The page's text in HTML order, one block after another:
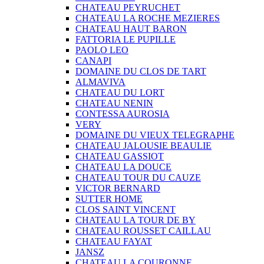
CHATEAU PEYRUCHET
CHATEAU LA ROCHE MEZIERES
CHATEAU HAUT BARON
FATTORIA LE PUPILLE
PAOLO LEO
CANAPI
DOMAINE DU CLOS DE TART
ALMAVIVA
CHATEAU DU LORT
CHATEAU NENIN
CONTESSA AUROSIA
VERY
DOMAINE DU VIEUX TELEGRAPHE
CHATEAU JALOUSIE BEAULIE
CHATEAU GASSIOT
CHATEAU LA DOUCE
CHATEAU TOUR DU CAUZE
VICTOR BERNARD
SUTTER HOME
CLOS SAINT VINCENT
CHATEAU LA TOUR DE BY
CHATEAU ROUSSET CAILLAU
CHATEAU FAYAT
JANSZ